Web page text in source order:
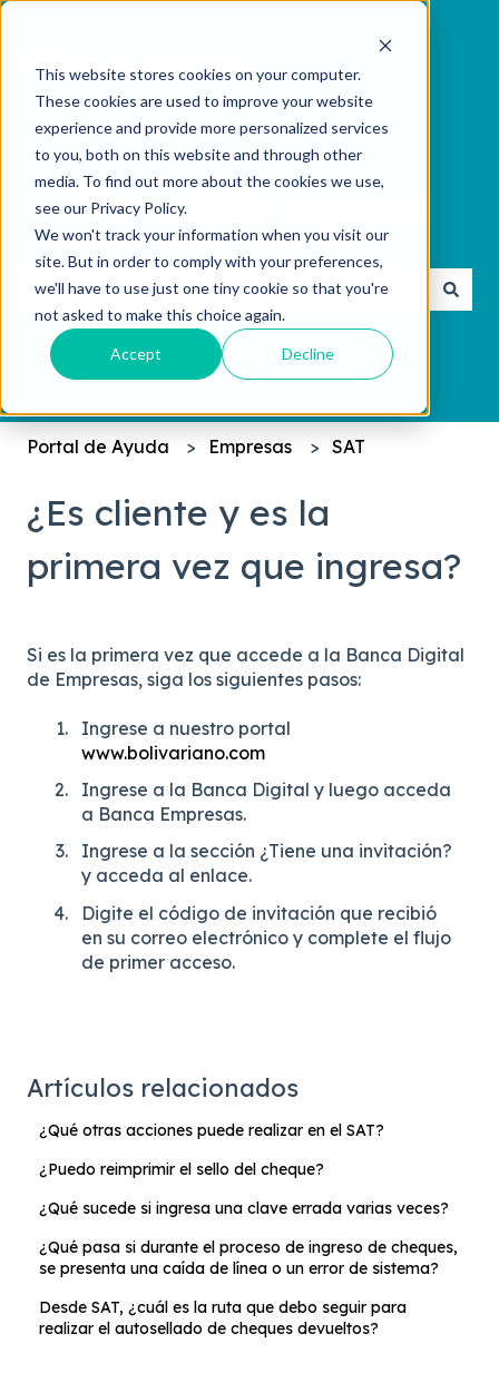
This website stores cookies on your computer.
These cookies are used to improve your website
experience and provide more personalized services
to you, both on this website and through other
media. To find out more about the cookies we use,
see our Privacy Policy.
We won't track your information when you visit our
site. But in order to comply with your preferences,
we'll have to use just one tiny cookie so that you're
not asked to make this choice again.
Accept Decline
¿Cómo podemos ayudarte?
No hay sugerencias porque el campo de
Portal de Ayuda Empresas SAT
¿Es cliente y es la
primera vez que ingresa?
Si es la primera vez que accede a la Banca Digital
de Empresas, siga los siguientes pasos:
Ingrese a nuestro portal
www.bolivariano.com
Ingrese a la Banca Digital y luego acceda
a Banca Empresas.
Ingrese a la sección ¿Tiene una invitación?
y acceda al enlace.
Digite el código de invitación que recibió
en su correo electrónico y complete el flujo
de primer acceso.
Artículos relacionados
¿Qué otras acciones puede realizar en el SAT?
¿Puedo reimprimir el sello del cheque?
¿Qué sucede si ingresa una clave errada varias veces?
¿Qué pasa si durante el proceso de ingreso de cheques,
se presenta una caída de línea o un error de sistema?
Desde SAT, ¿cuál es la ruta que debo seguir para
realizar el autosellado de cheques devueltos?